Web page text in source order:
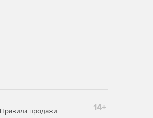
Правила продажи 14+